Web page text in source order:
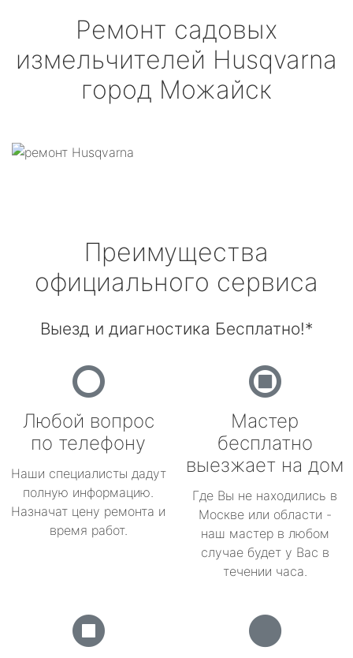
Ремонт садовых
измельчителей Husqvarna
город Можайск
Преимущества
официального сервиса
Выезд и диагностика Бесплатно!*
Любой вопрос
по телефону
Наши специалисты дадут
полную информацию.
Назначат цену ремонта и
время работ.
Мастер
бесплатно
выезжает на дом
Где Вы не находились в
Москве или области -
наш мастер в любом
случае будет у Вас в
течении часа.